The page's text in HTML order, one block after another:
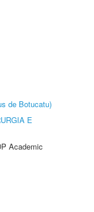
de Botucatu)
E
Academic